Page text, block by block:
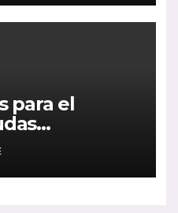
para el
arranque de